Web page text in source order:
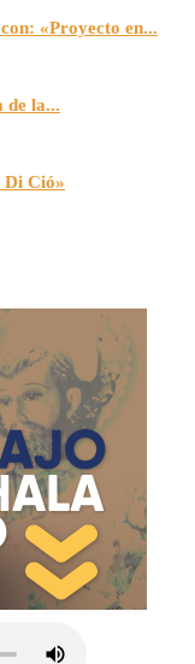
«Proyecto en...
de la...
Di Ció»